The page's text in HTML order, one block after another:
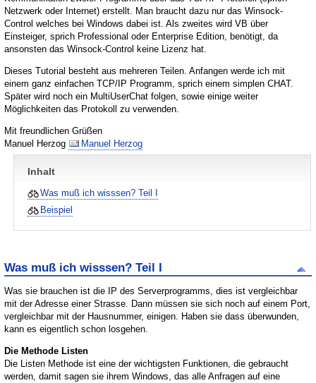
Netzwerk oder Internet) erstellt. Man braucht dazu nur das Winsock-
Control welches bei Windows dabei ist. Als zweites wird VB über
Einsteiger, sprich Professional oder Enterprise Edition, benötigt, da
ansonsten das Winsock-Control keine Lizenz hat.
Dieses Tutorial besteht aus mehreren Teilen. Anfangen werde ich mit
einem ganz einfachen TCP/IP Programm, sprich einem simplen CHAT.
Später wird noch ein MultiUserChat folgen, sowie einige weiter
Möglichkeiten das Protokoll zu verwenden.
Mit freundlichen Grüßen
Manuel Herzog
Manuel Herzog
Inhalt
Was muß ich wisssen? Teil I
Beispiel
Was muß ich wisssen? Teil I
Was sie brauchen ist die IP des Serverprogramms, dies ist vergleichbar
mit der Adresse einer Strasse. Dann müssen sie sich noch auf einem Port,
vergleichbar mit der Hausnummer, einigen. Haben sie dass überwunden,
kann es eigentlich schon losgehen.
Die Methode Listen
Die Listen Methode ist eine der wichtigsten Funktionen, die gebraucht
werden, damit sagen sie ihrem Windows, das alle Anfragen auf eine